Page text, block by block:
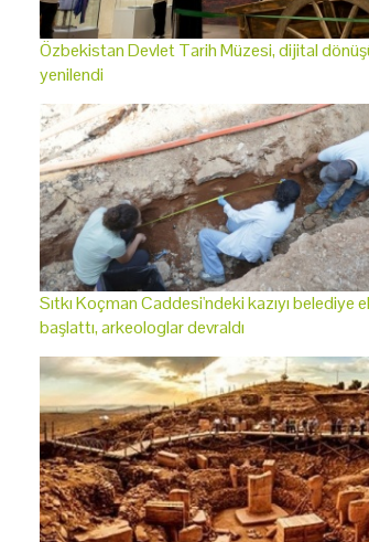
Özbekistan Devlet Tarih Müzesi, dijital
yenilendi
Sıtkı Koçman Caddesi'ndeki kazıyı belediye
başlattı, arkeologlar devraldı